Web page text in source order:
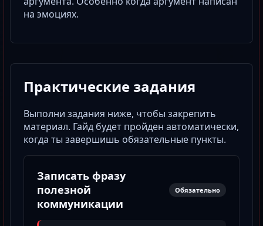
на эмоциях.
Практические задания
Выполни задания ниже, чтобы закрепить
материал. Гайд будет пройден автоматически,
когда ты завершишь обязательные пункты.
Записать фразу
полезной
коммуникации
Обязательно